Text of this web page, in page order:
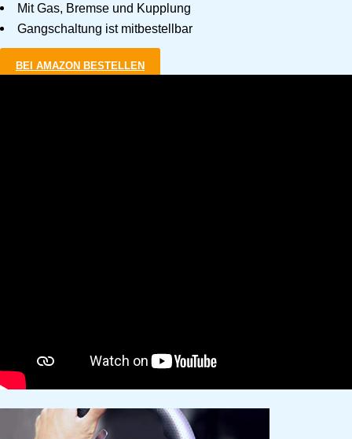
Mit Gas, Bremse und Kupplung
Gangschaltung ist mitbestellbar
BEI AMAZON BESTELLEN